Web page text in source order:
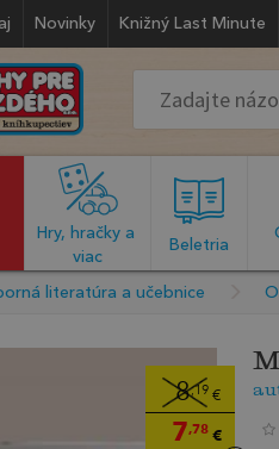
Novinky Knižný Last Minute
Hry, hračky a
viac
Beletria
literatúra a učebnice
8,19 €
7,78 €